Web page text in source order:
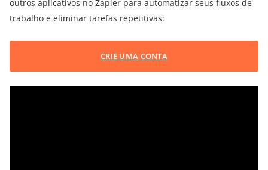
outros aplicativos no Zapier para automatizar seus fluxos de
trabalho e eliminar tarefas repetitivas:
CRIE UMA CONTA